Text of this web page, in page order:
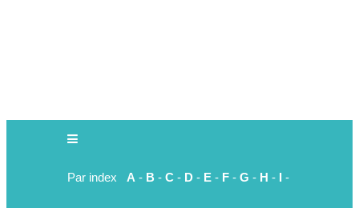
Par index A - B - C - D - E - F - G - H - I -